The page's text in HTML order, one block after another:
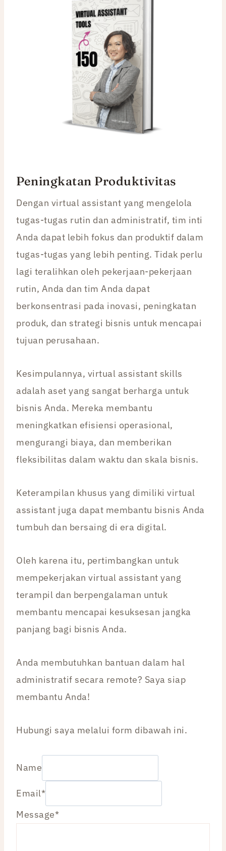
Peningkatan Produktivitas
Dengan virtual assistant yang mengelola
tugas-tugas rutin dan administratif, tim inti
Anda dapat lebih fokus dan produktif dalam
tugas-tugas yang lebih penting. Tidak perlu
lagi teralihkan oleh pekerjaan-pekerjaan
rutin, Anda dan tim Anda dapat
berkonsentrasi pada inovasi, peningkatan
produk, dan strategi bisnis untuk mencapai
tujuan perusahaan.
Kesimpulannya, virtual assistant skills
adalah aset yang sangat berharga untuk
bisnis Anda. Mereka membantu
meningkatkan efisiensi operasional,
mengurangi biaya, dan memberikan
fleksibilitas dalam waktu dan skala bisnis.
Keterampilan khusus yang dimiliki virtual
assistant juga dapat membantu bisnis Anda
tumbuh dan bersaing di era digital.
Oleh karena itu, pertimbangkan untuk
mempekerjakan virtual assistant yang
terampil dan berpengalaman untuk
membantu mencapai kesuksesan jangka
panjang bagi bisnis Anda.
Anda membutuhkan bantuan dalam hal
administratif secara remote? Saya siap
membantu Anda!
Hubungi saya melalui form dibawah ini.
Name
Email*
Message*